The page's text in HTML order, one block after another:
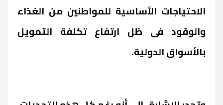
الاحتياجات الأساسية للمواطنين من الغذاء
والوقود فى ظل ارتفاع تكلفة التمويل
بالأسواق الدولية.